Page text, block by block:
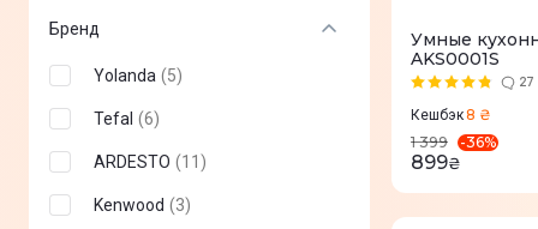
Бренд
Yolanda (5)
Tefal (6)
ARDESTO (11 )
Kenwood (3)
Умные
AKS0001S
27
Кешбэк8 ₴
1 399
-36%
899₴